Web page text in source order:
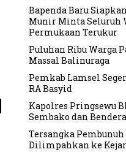
Bapenda Baru
Munir Minta Seluruh
Permukaan Terukur
Puluhan Ribu Warga
Massal Balinuraga
Pemkab Lamsel
RA Basyid
Kapolres Pringsewu
Sembako dan Bendera
Tersangka
Dilimpahkan ke